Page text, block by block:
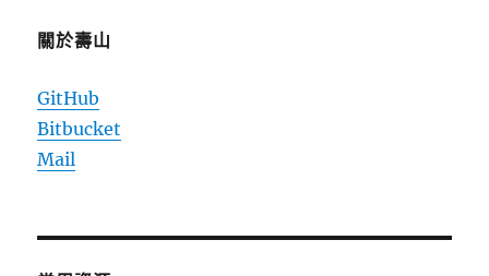
關於壽山
GitHub
Bitbucket
Mail